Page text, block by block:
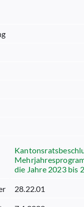
die Jahre 2023 bis
28.22.01